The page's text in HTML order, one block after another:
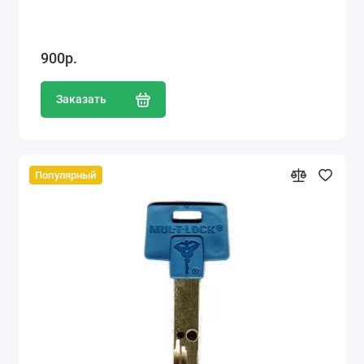
900р.
Заказать
Популярный